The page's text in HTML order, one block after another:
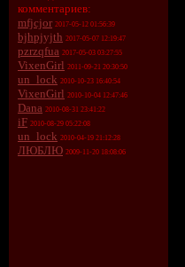
комментариев:
mfjcjor 2017-05-12 01:56:39
bjhpjyjth 2017-05-07 12:19:47
pzrzqfua 2017-05-03 03:27:55
VixenGirl 2011-09-21 20:30:50
un_lock 2010-10-23 16:40:54
VixenGirl 2010-10-04 12:47:46
Dana 2010-08-31 23:41:22
iF 2010-08-29 05:22:08
un_lock 2010-04-19 21:12:28
ЛЮБЛЮ 2009-11-20 18:08:06